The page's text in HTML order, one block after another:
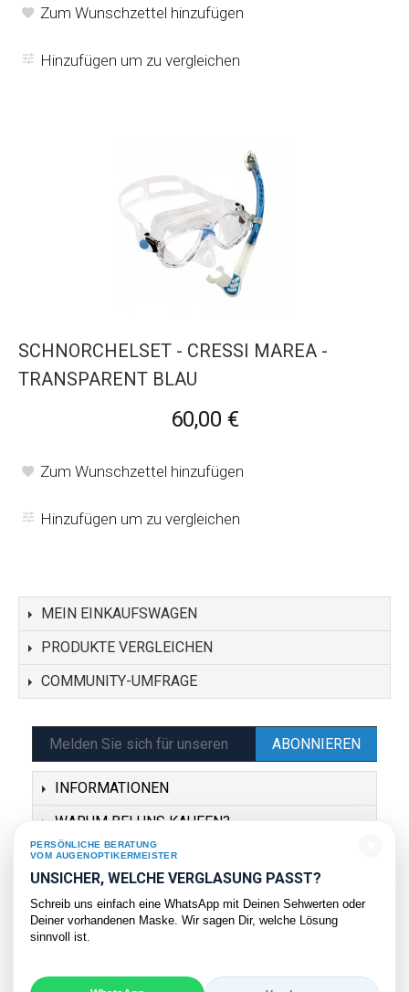
Zum Wunschzettel hinzufügen
Hinzufügen um zu vergleichen
SCHNORCHELSET - CRESSI MAREA -
TRANSPARENT BLAU
60,00 €
Zum Wunschzettel hinzufügen
Hinzufügen um zu vergleichen
MEIN EINKAUFSWAGEN
PRODUKTE VERGLEICHEN
COMMUNITY-UMFRAGE
ABONNIEREN
INFORMATIONEN
WARUM BEI UNS KAUFEN?
SERVICE
KONTAKT
PERSÖNLICHE BERATUNG
VOM AUGENOPTIKERMEISTER
UNSICHER, WELCHE VERGLASUNG PASST?
Schreib uns einfach eine WhatsApp mit Deinen Sehwerten oder
Deiner vorhandenen Maske. Wir sagen Dir, welche Lösung
sinnvoll ist.